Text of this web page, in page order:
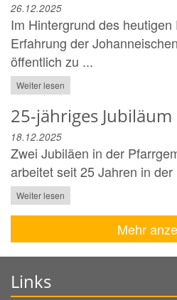
26.12.2025
Im Hintergrund des
Erfahrung der
öffentlich zu ...
Weiter lesen
25-jähriges Jubiläum
18.12.2025
Zwei Jubiläen in der
arbeitet seit 25 Jahren in
Weiter lesen
Mehr
Links